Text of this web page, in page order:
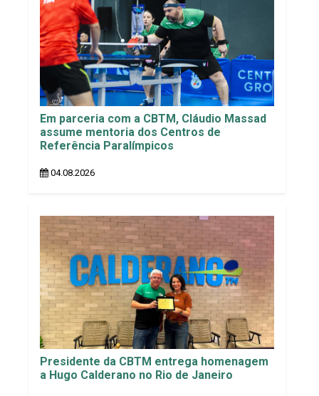
Em parceria com a CBTM, Cláudio Massad
assume mentoria dos Centros de
Referência Paralímpicos
04.08.2026
Presidente da CBTM entrega homenagem
a Hugo Calderano no Rio de Janeiro